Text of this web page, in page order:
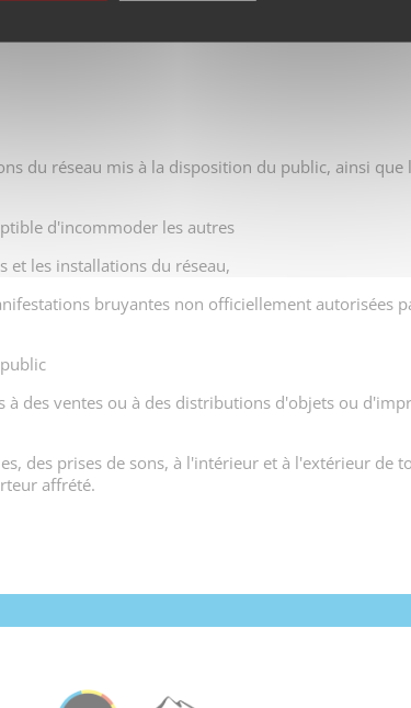
siège est disponible sinon se tenir autant que de
du réseau mis à la disposition du public, ainsi
d'incommoder les autres
et les installations du réseau,
bruyantes non officiellement autorisées
des ventes ou à des distributions d'objets ou
des prises de sons, à l'intérieur et à l'extérieur de
affrété.